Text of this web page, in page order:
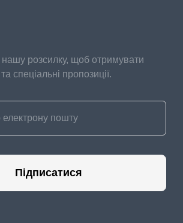
нашу розсилку, щоб отримувати
спеціальні пропозиції.
Підписатися